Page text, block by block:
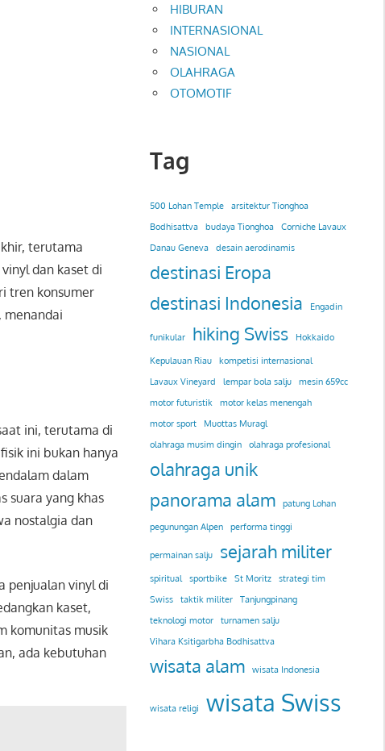
terutama
dan kaset di
tren konsumer
menandai
ini, terutama di
ini bukan hanya
dalam
suara yang khas
nostalgia dan
penjualan vinyl di
kaset,
komunitas musik
ada kebutuhan
HIBURAN
INTERNASIONAL
NASIONAL
OLAHRAGA
OTOMOTIF
Tag
500 Lohan Temple
arsitektur Tionghoa
Bodhisattva
budaya Tionghoa
Corniche Lavaux
Danau Geneva
desain aerodinamis
destinasi Eropa
destinasi Indonesia
Engadin
funikular hiking Swiss Hokkaido
Kepulauan Riau
kompetisi internasional
Lavaux Vineyard
lempar bola salju
mesin 659cc
motor futuristik
motor kelas menengah
motor sport
Muottas Muragl
olahraga musim dingin
olahraga profesional
olahraga unik
panorama alam
patung Lohan
pegunungan Alpen performa tinggi
permainan salju sejarah militer
spiritual sportbike St Moritz
strategi tim
Swiss
taktik militer
Tanjungpinang
teknologi motor
turnamen salju
Vihara Ksitigarbha Bodhisattva
wisata alam wisata Indonesia
wisata religi wisata Swiss